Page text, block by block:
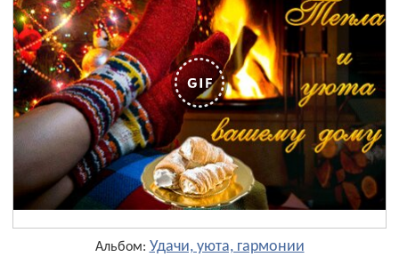
Альбом: Удачи, уюта, гармонии